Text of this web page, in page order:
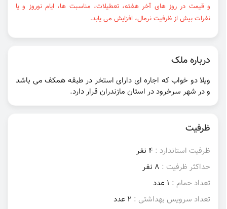
و قیمت در روز های آخر هفته، تعطیلات، مناسبت ها، ایام نوروز و یا
نفرات بیش از ظرفیت نرمال، افزایش می یابد.
درباره ملک
ویلا دو خواب که اجاره ای دارای استخر در طبقه همکف می باشد
و در شهر سرخرود در استان مازندران قرار دارد.
ظرفیت
ظرفیت استاندارد : 4 نفر
حداکثر ظرفیت : 8 نفر
تعداد حمام : 1 عدد
تعداد سرویس بهداشتی : 2 عدد